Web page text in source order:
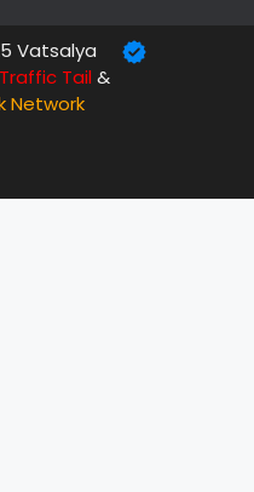
Vatsalya
Traffic Tail&
Network